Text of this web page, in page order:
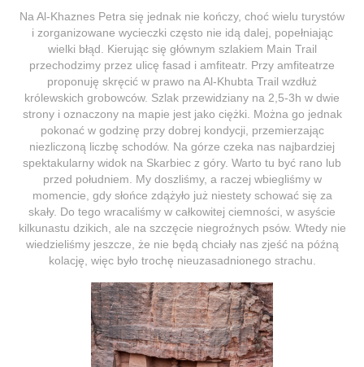
Na Al-Khaznes Petra się jednak nie kończy, choć wielu turystów
i zorganizowane wycieczki często nie idą dalej, popełniając
wielki błąd. Kierując się głównym szlakiem Main Trail
przechodzimy przez ulicę fasad i amfiteatr. Przy amfiteatrze
proponuję skręcić w prawo na Al-Khubta Trail wzdłuż
królewskich grobowców. Szlak przewidziany na 2,5-3h w dwie
strony i oznaczony na mapie jest jako ciężki. Można go jednak
pokonać w godzinę przy dobrej kondycji, przemierzając
niezliczoną liczbę schodów. Na górze czeka nas najbardziej
spektakularny widok na Skarbiec z góry. Warto tu być rano lub
przed południem. My doszliśmy, a raczej wbiegliśmy w
momencie, gdy słońce zdążyło już niestety schować się za
skały. Do tego wracaliśmy w całkowitej ciemności, w asyście
kilkunastu dzikich, ale na szczęcie niegroźnych psów. Wtedy nie
wiedzieliśmy jeszcze, że nie będą chciały nas zjeść na późną
kolację, więc było trochę nieuzasadnionego strachu.